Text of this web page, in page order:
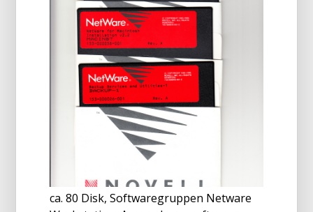
ca. 80 Disk, Softwaregruppen Netware